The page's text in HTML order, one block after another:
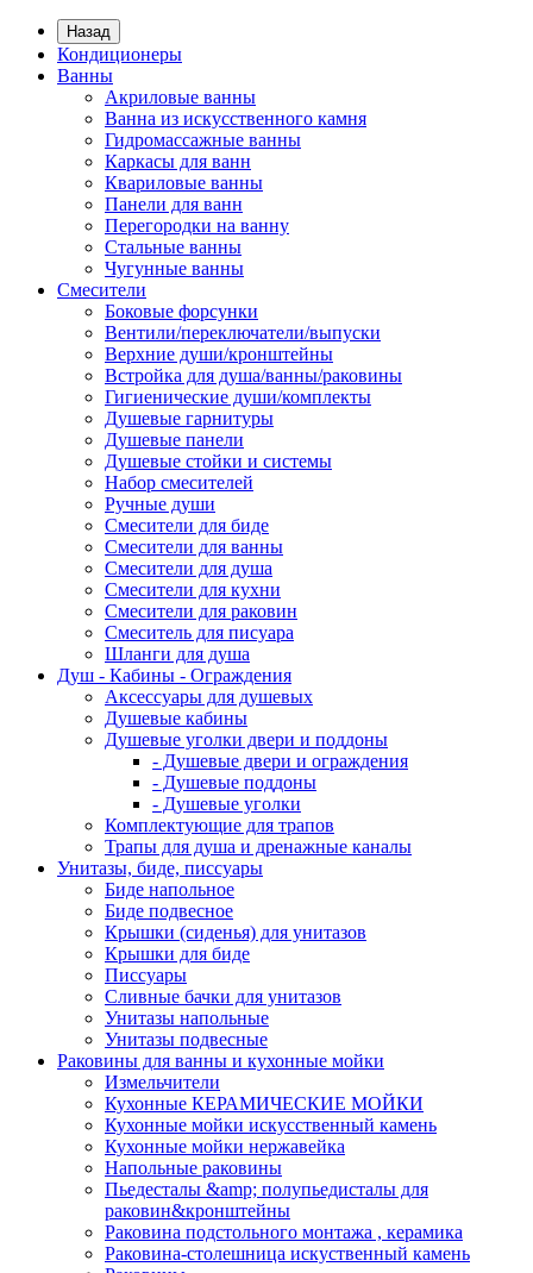
Назад
Кондиционеры
Ванны
Акриловые ванны
Ванна из искусственного камня
Гидромассажные ванны
Каркасы для ванн
Квариловые ванны
Панели для ванн
Перегородки на ванну
Стальные ванны
Чугунные ванны
Смесители
Боковые форсунки
Вентили/переключатели/выпуски
Верхние души/кронштейны
Встройка для душа/ванны/раковины
Гигиенические души/комплекты
Душевые гарнитуры
Душевые панели
Душевые стойки и системы
Набор смесителей
Ручные души
Смесители для биде
Смесители для ванны
Смесители для душа
Смесители для кухни
Смесители для раковин
Смеситель для писуара
Шланги для душа
Душ - Кабины - Ограждения
Аксессуары для душевых
Душевые кабины
Душевые уголки двери и поддоны
- Душевые двери и ограждения
- Душевые поддоны
- Душевые уголки
Комплектующие для трапов
Трапы для душа и дренажные каналы
Унитазы, биде, писсуары
Биде напольное
Биде подвесное
Крышки (сиденья) для унитазов
Крышки для биде
Писсуары
Сливные бачки для унитазов
Унитазы напольные
Унитазы подвесные
Раковины для ванны и кухонные мойки
Измельчители
Кухонные КЕРАМИЧЕСКИЕ МОЙКИ
Кухонные мойки искусственный камень
Кухонные мойки нержавейка
Напольные раковины
Пьедесталы &amp; полупьедисталы для
раковин&кронштейны
Раковина подстольного монтажа , керамика
Раковина-столешница искуственный камень